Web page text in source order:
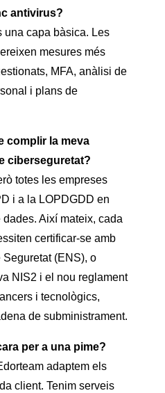
antivirus?
una capa bàsica. Les
mesures més
MFA, anàlisi de
i plans de
complir la meva
ciberseguretat?
totes les empreses
i a la LOPDGDD en
Així mateix, cada
certificar-se amb
Seguretat (ENS), o
NIS2 i el nou reglament
i tecnològics,
de subministrament.
per a una pime?
adaptem els
client. Tenim serveis